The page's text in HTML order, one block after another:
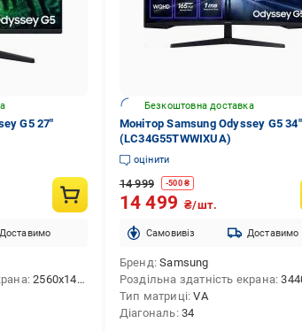
G5 27"
Доставимо
2560x1440 (QHD)
Безкоштовна доставка
Монітор Samsung Odyssey G5 34"
(LC34G55TWWIXUA)
оцінити
14 999 -500₴
14 499 ₴/шт.
Cамовивіз Доставимо
Бренд Samsung
Роздільна здатність екрана
Тип матриці VA
Діагональ 34